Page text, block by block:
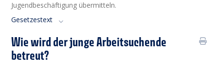
Jugendbeschäftigung übermitteln.
Gesetzestext
Wie wird der junge Arbeitsuchende
betreut?